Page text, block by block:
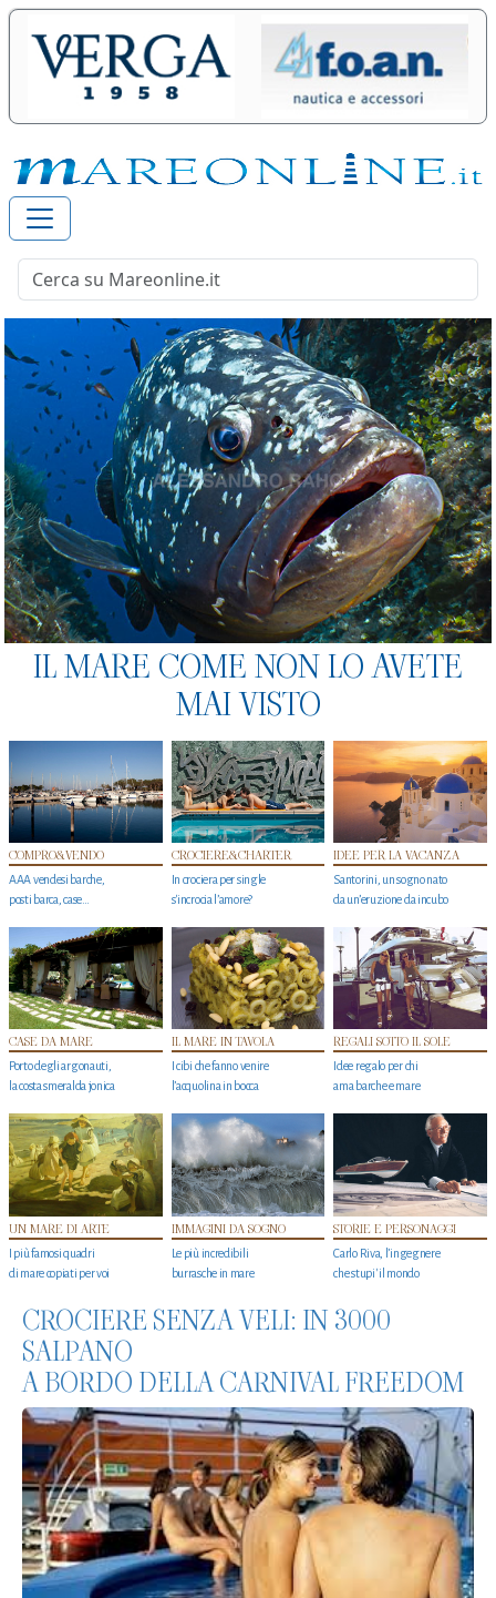
IL MARE COME NON LO AVETE
MAI VISTO
COMPRO&VENDO
AAA vendesi barche,
posti barca, case…
CROCIERE&CHARTER
In crociera per single
s'incrocia l’amore?
IDEE PER LA VACANZA
Santorini, un sogno nato
da un’eruzione da incubo
CASE DA MARE
Porto degli argonauti,
la costa smeralda jonica
IL MARE IN TAVOLA
I cibi che fanno venire
l’acquolina in bocca
REGALI SOTTO IL SOLE
Idee regalo per chi
ama barche e mare
UN MARE DI ARTE
I più famosi quadri
di mare copiati per voi
IMMAGINI DA SOGNO
Le più incredibili
burrasche in mare
STORIE E PERSONAGGI
Carlo Riva, l’ingegnere
che stupi' il mondo
CROCIERE SENZA VELI: IN 3000
SALPANO
A BORDO DELLA CARNIVAL FREEDOM